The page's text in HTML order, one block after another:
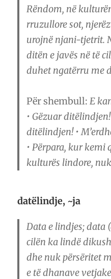
Rëndom, në
rruzullore sot,
urojnë njani-tjetrit.
ditën e javës në të
duhet ngatërru me
Për shembull: E
• Gëzuar
ditëlindjen! •
• Përpara, kur kemi
kulturës lindore,
datëlindje, ~ja
Data e lindjes; data
cilën ka lindë
dhe nuk përsëritet
e të dhanave